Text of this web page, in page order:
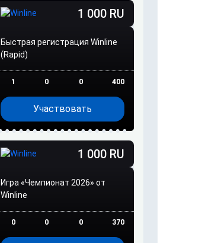
1 000 RU
Быстрая регистрация Winline
(Rapid)
1 0 0 400
Участвовать
1 000 RU
Игра «Чемпионат 2026» от
Winline
0 0 0 370